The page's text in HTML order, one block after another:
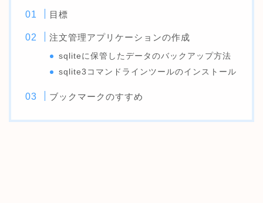
目標
注文管理アプリケーションの作成
sqliteに保管したデータのバックアップ方法
sqlite3コマンドラインツールのインストール
ブックマークのすすめ